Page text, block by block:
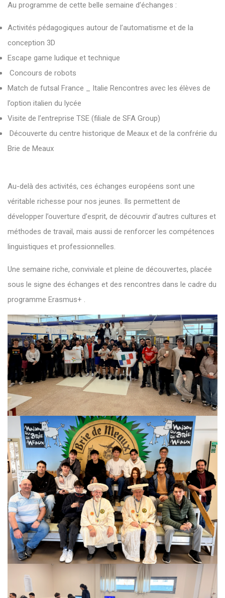
Au programme de cette belle semaine d’échanges :
Activités pédagogiques autour de l’automatisme et de la
conception 3D
Escape game ludique et technique
Concours de robots
Match de futsal France _ Italie Rencontres avec les élèves de
l’option italien du lycée
Visite de l’entreprise TSE (filiale de SFA Group)
Découverte du centre historique de Meaux et de la confrérie du
Brie de Meaux
Au-delà des activités, ces échanges européens sont une
véritable richesse pour nos jeunes. Ils permettent de
développer l’ouverture d’esprit, de découvrir d’autres cultures et
méthodes de travail, mais aussi de renforcer les compétences
linguistiques et professionnelles.
Une semaine riche, conviviale et pleine de découvertes, placée
sous le signe des échanges et des rencontres dans le cadre du
programme Erasmus+ .